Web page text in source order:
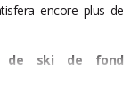
encore plus de
de ski de fond